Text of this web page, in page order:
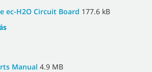
ec-H2O Circuit Board 177.6 kB
Manual 4.9 MB